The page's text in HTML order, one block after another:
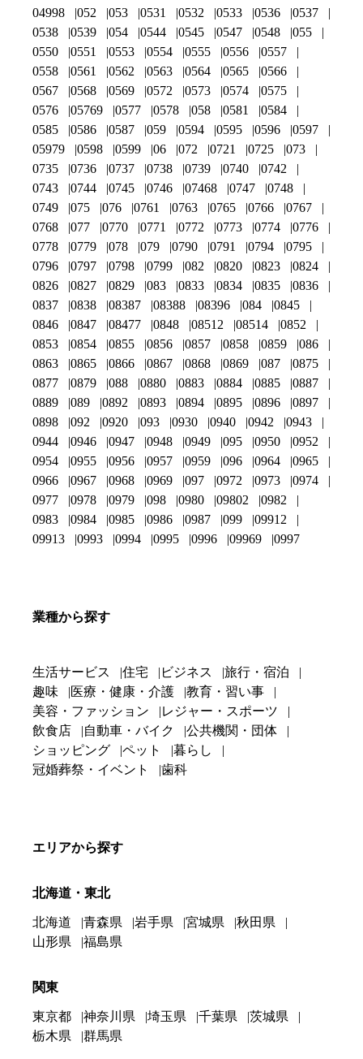
04998
052 053 0531 0532 0533 0536
0537
0538
0539 054 0544 0545 0547 0548
055
0550
0551 0553 0554 0555 0556
0557
0558
0561 0562 0563 0564 0565
0566
0567
0568 0569 0572 0573 0574
0575
0576
05769 0577 0578 058 0581
0584
0585
0586 0587 059 0594 0595 0596
0597
05979
0598 0599 06 072 0721 0725
073
0735
0736 0737 0738 0739 0740
0742
0743
0744 0745 0746 07468 0747
0748
0749
075 076 0761 0763 0765 0766
0767
0768
077 0770 0771 0772 0773 0774
0776
0778
0779 078 079 0790 0791 0794
0795
0796
0797 0798 0799 082 0820 0823
0824
0826
0827 0829 083 0833 0834 0835
0836
0837
0838 08387 08388 08396 084
0845
0846
0847 08477 0848 08512 08514
0852
0853
0854 0855 0856 0857 0858 0859
086
0863
0865 0866 0867 0868 0869 087
0875
0877
0879 088 0880 0883 0884 0885
0887
0889
089 0892 0893 0894 0895 0896
0897
0898
092 0920 093 0930 0940 0942
0943
0944
0946 0947 0948 0949 095 0950
0952
0954
0955 0956 0957 0959 096 0964
0965
0966
0967 0968 0969 097 0972 0973
0974
0977
0978 0979 098 0980 09802
0982
0983
0984 0985 0986 0987 099
09912
09913
0993 0994 0995 0996 09969 0997
業種から探す
生活サービス 住宅 ビジネス
旅行・宿泊
趣味
医療・健康・介護
教育・習い事
美容・ファッション
レジャー・スポーツ
飲食店
自動車・バイク
公共機関・団体
ショッピング
ペット
暮らし
冠婚葬祭・イベント
歯科
エリアから探す
北海道・東北
北海道 青森県 岩手県 宮城県
秋田県
山形県
福島県
関東
東京都 神奈川県 埼玉県 千葉県
茨城県
栃木県
群馬県